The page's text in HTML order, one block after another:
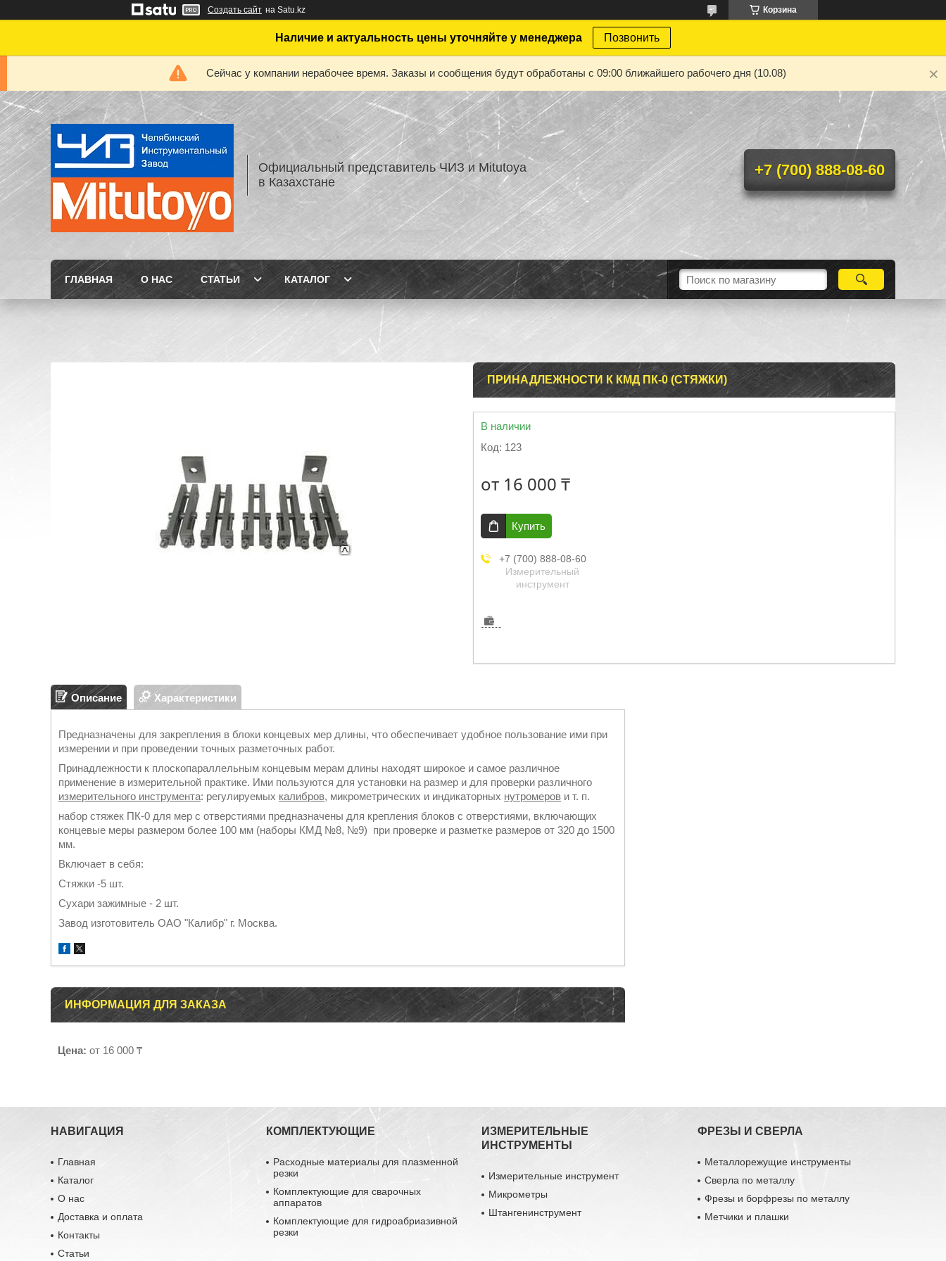
Создать сайт на Satu.kz Корзина
Наличие и актуальность цены уточняйте у менеджера Позвонить
Сейчас у компании нерабочее время. Заказы и сообщения будут обработаны с 09:00 ближайшего рабочего дня (10.08)
Официальный представитель ЧИЗ и Mitutoya
в Казахстане
+7 (700) 888-08-60
ГЛАВНАЯ О НАС СТАТЬИ КАТАЛОГ
ПРИНАДЛЕЖНОСТИ К КМД ПК-0 (СТЯЖКИ)
В наличии
Код: 123
от 16 000 ₸
Купить
+7 (700) 888-08-60
Измерительный
инструмент
Описание Характеристики
Предназначены для закрепления в блоки концевых мер длины, что обеспечивает удобное пользование ими при
измерении и при проведении точных разметочных работ.
Принадлежности к плоскопараллельным концевым мерам длины находят широкое и самое различное
применение в измерительной практике. Ими пользуются для установки на размер и для проверки различного
измерительного инструмента: регулируемых калибров, микрометрических и индикаторных нутромеров и т. п.
набор стяжек ПК-0 для мер с отверстиями предназначены для крепления блоков с отверстиями, включающих
концевые меры размером более 100 мм (наборы КМД №8, №9) при проверке и разметке размеров от 320 до 1500
мм.
Включает в себя:
Стяжки -5 шт.
Сухари зажимные - 2 шт.
Завод изготовитель ОАО "Калибр" г. Москва.
ИНФОРМАЦИЯ ДЛЯ ЗАКАЗА
Цена: от 16 000 ₸
НАВИГАЦИЯ
Главная
Каталог
О нас
Доставка и оплата
Контакты
Статьи
КОМПЛЕКТУЮЩИЕ
Расходные материалы для плазменной
резки
Комплектующие для сварочных
аппаратов
Комплектующие для гидроабриазивной
резки
ИЗМЕРИТЕЛЬНЫЕ
ИНСТРУМЕНТЫ
Измерительные инструмент
Микрометры
Штангенинструмент
ФРЕЗЫ И СВЕРЛА
Металлорежущие инструменты
Сверла по металлу
Фрезы и борфрезы по металлу
Метчики и плашки